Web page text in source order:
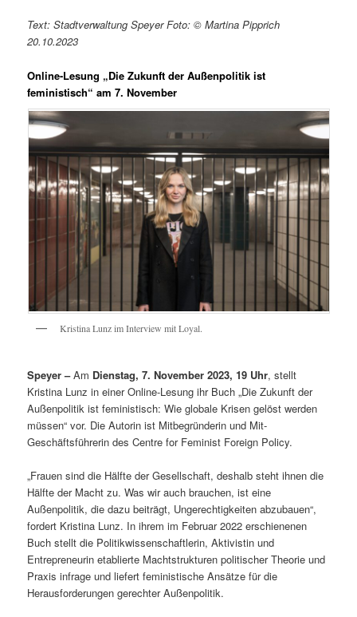
Text: Stadtverwaltung Speyer Foto: © Martina Pipprich
20.10.2023
Online-Lesung „Die Zukunft der Außenpolitik ist
feministisch“ am 7. November
Kristina Lunz im Interview mit Loyal.
Speyer –Am Dienstag, 7. November 2023, 19 Uhr, stellt
Kristina Lunz in einer Online-Lesung ihr Buch „Die Zukunft der
Außenpolitik ist feministisch: Wie globale Krisen gelöst werden
müssen“ vor. Die Autorin ist Mitbegründerin und Mit-
Geschäftsführerin des Centre for Feminist Foreign Policy.
„Frauen sind die Hälfte der Gesellschaft, deshalb steht ihnen die
Hälfte der Macht zu. Was wir auch brauchen, ist eine
Außenpolitik, die dazu beiträgt, Ungerechtigkeiten abzubauen“,
fordert Kristina Lunz. In ihrem im Februar 2022 erschienenen
Buch stellt die Politikwissenschaftlerin, Aktivistin und
Entrepreneurin etablierte Machtstrukturen politischer Theorie und
Praxis infrage und liefert feministische Ansätze für die
Herausforderungen gerechter Außenpolitik.